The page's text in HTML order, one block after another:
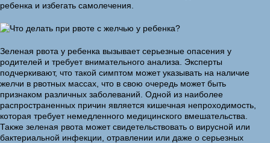
ребенка и избегать самолечения.
Зеленая рвота у ребенка вызывает серьезные опасения у
родителей и требует внимательного анализа. Эксперты
подчеркивают, что такой симптом может указывать на наличие
желчи в рвотных массах, что в свою очередь может быть
признаком различных заболеваний. Одной из наиболее
распространенных причин является кишечная непроходимость,
которая требует немедленного медицинского вмешательства.
Также зеленая рвота может свидетельствовать о вирусной или
бактериальной инфекции, отравлении или даже о серьезных